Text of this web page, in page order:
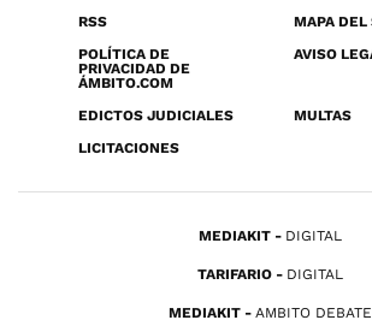
RSS
MAPA DEL
POLÍTICA DE
PRIVACIDAD DE
ÁMBITO.COM
AVISO
EDICTOS JUDICIALES
MULTAS
LICITACIONES
MEDIAKIT DIGITAL
TARIFARIO DIGITAL
MEDIAKIT AMBITO DEBATE